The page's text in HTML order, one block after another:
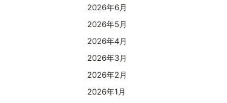
2026年6月
2026年5月
2026年4月
2026年3月
2026年2月
2026年1月